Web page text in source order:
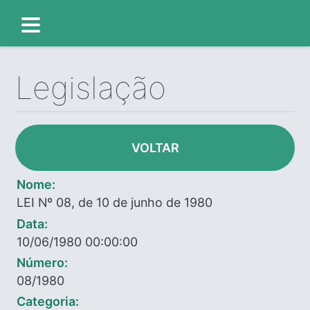
Legislação
VOLTAR
Nome:
LEI Nº 08, de 10 de junho de 1980
Data:
10/06/1980 00:00:00
Número:
08/1980
Categoria: